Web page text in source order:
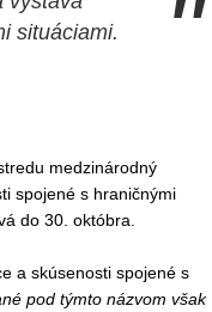
situáciami.
"
medzinárodný
spojené s hraničnými
do 30. októbra.
a skúsenosti spojené s
pod týmto názvom však